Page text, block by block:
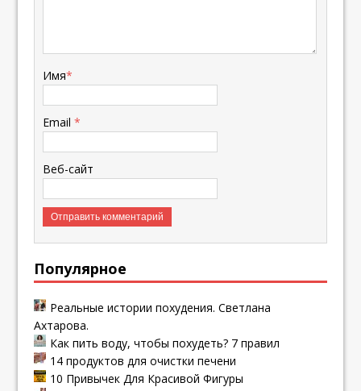
Имя*
Email*
Веб-сайт
Популярное
Реальные истории похудения. Светлана
Ахтарова.
Как пить воду, чтобы похудеть? 7 правил
14 продуктов для очистки печени
10 Привычек Для Красивой Фигуры